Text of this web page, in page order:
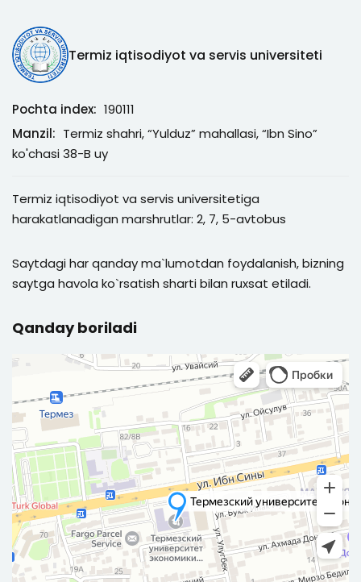
Termiz iqtisodiyot va servis universiteti
Pochta index: 190111
Manzil: Termiz shahri, “Yulduz” mahallasi, “Ibn Sino”
ko'chasi 38-B uy
Termiz iqtisodiyot va servis universitetiga
harakatlanadigan marshrutlar: 2, 7, 5-avtobus
Saytdagi har qanday ma`lumotdan foydalanish, bizning
saytga havola ko`rsatish sharti bilan ruxsat etiladi.
Qanday boriladi